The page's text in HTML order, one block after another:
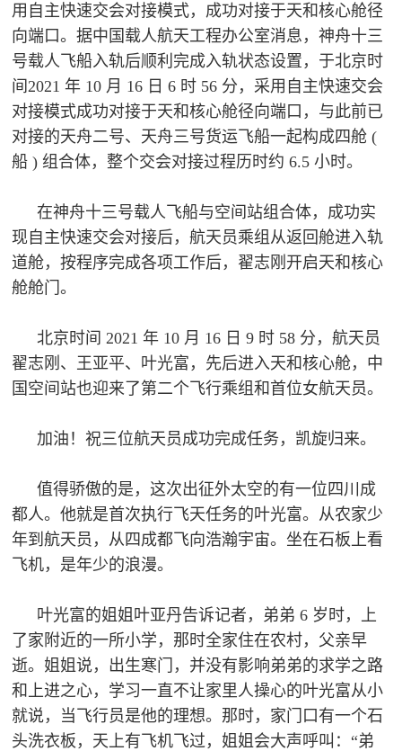
防
知
识
民
国
防
全
民
防
子
兵
子
国
动
员
防
员
防
空
防
国
防
智
库
国
防
英
用自主快速交会对接模式，成功对接于天和核心舱径
向端口。据中国载人航天工程办公室消息，神舟十三
号载人飞船入轨后顺利完成入轨状态设置，于北京时
间2021 年 10 月 16 日 6 时 56 分，采用自主快速交会
对接模式成功对接于天和核心舱径向端口，与此前已
对接的天舟二号、天舟三号货运飞船一起构成四舱 (
船 ) 组合体，整个交会对接过程历时约 6.5 小时。
在神舟十三号载人飞船与空间站组合体，成功实
现自主快速交会对接后，航天员乘组从返回舱进入轨
道舱，按程序完成各项工作后，翟志刚开启天和核心
舱舱门。
北京时间 2021 年 10 月 16 日 9 时 58 分，航天员
翟志刚、王亚平、叶光富，先后进入天和核心舱，中
国空间站也迎来了第二个飞行乘组和首位女航天员。
加油！祝三位航天员成功完成任务，凯旋归来。
值得骄傲的是，这次出征外太空的有一位四川成
都人。他就是首次执行飞天任务的叶光富。从农家少
年到航天员，从四成都飞向浩瀚宇宙。坐在石板上看
飞机，是年少的浪漫。
叶光富的姐姐叶亚丹告诉记者，弟弟 6 岁时，上
了家附近的一所小学，那时全家住在农村，父亲早
逝。姐姐说，出生寒门，并没有影响弟弟的求学之路
和上进之心，学习一直不让家里人操心的叶光富从小
就说，当飞行员是他的理想。那时，家门口有一个石
头洗衣板，天上有飞机飞过，姐姐会大声呼叫：“弟